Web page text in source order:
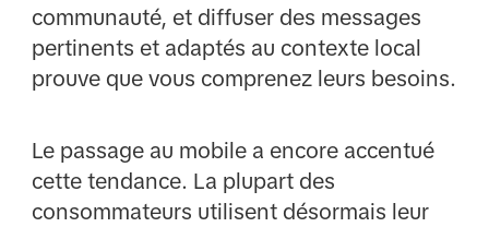
communauté, et diffuser des messages
pertinents et adaptés au contexte local
prouve que vous comprenez leurs besoins.
Le passage au mobile a encore accentué
cette tendance. La plupart des
consommateurs utilisent désormais leur